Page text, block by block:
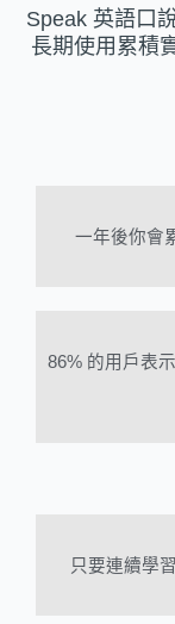
Speak 英語口
長期使用累積
一年後你會
86% 的用戶表
只要連續學